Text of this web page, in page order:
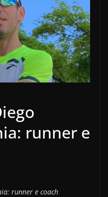
runner e
runner e coach